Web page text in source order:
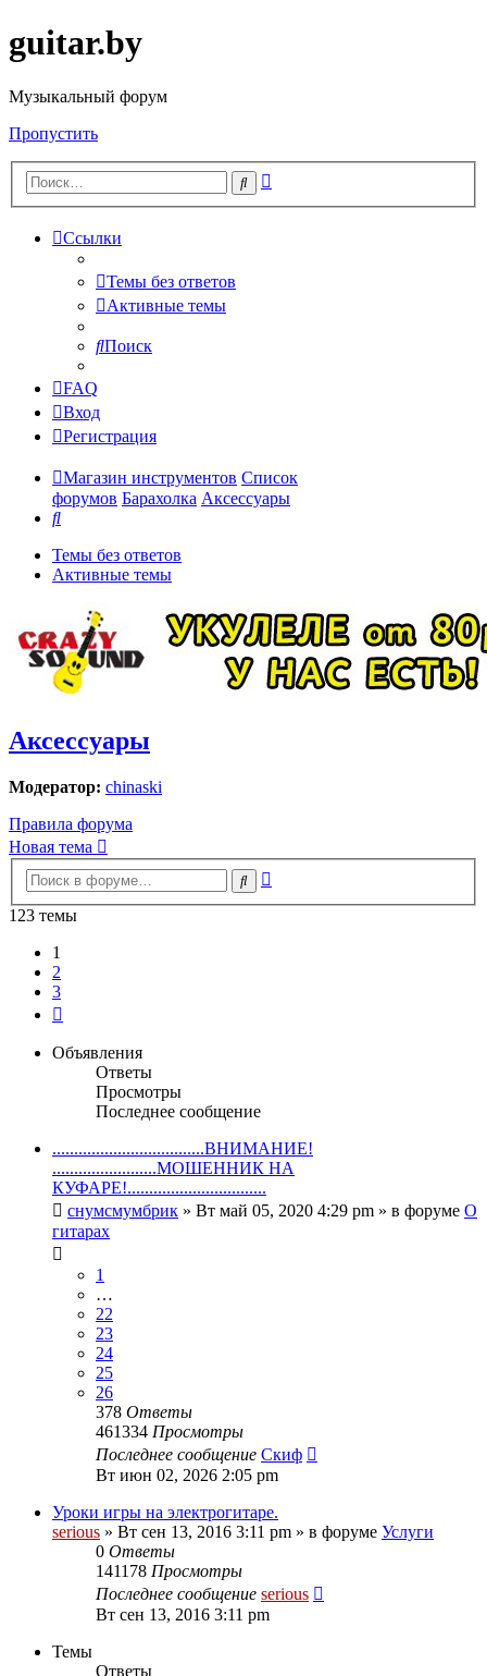
guitar.by
Музыкальный форум
Пропустить
Поиск
Ссылки
Темы без ответов
Активные темы
Поиск
FAQ
Вход
Регистрация
Магазин инструментов Список
форумов Барахолка Аксессуары
Поиск
Темы без ответов
Активные темы
Аксессуары
Модератор: chinaski
Правила форума
Новая тема
Поиск
123 темы
1
2
3
Объявления
Ответы
Просмотры
Последнее сообщение
...................................ВНИМАНИЕ!
........................МОШЕННИК НА
КУФАРЕ!................................
снумсмумбрик » Вт май 05, 2020 4:29 pm » в форуме О
гитарах
1
…
22
23
24
25
26
378 Ответы
461334 Просмотры
Последнее сообщение Скиф
Вт июн 02, 2026 2:05 pm
Уроки игры на электрогитаре.
serious » Вт сен 13, 2016 3:11 pm » в форуме Услуги
0 Ответы
141178 Просмотры
Последнее сообщение serious
Вт сен 13, 2016 3:11 pm
Темы
Ответы